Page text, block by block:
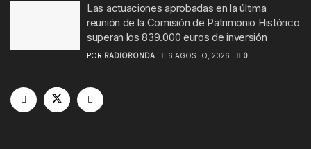
Las actuaciones aprobadas en la última
reunión de la Comisión de Patrimonio Histórico
superan los 839.000 euros de inversión
POR RADIORONDA 6 AGOSTO, 2026 0